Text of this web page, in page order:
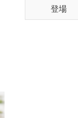
登場